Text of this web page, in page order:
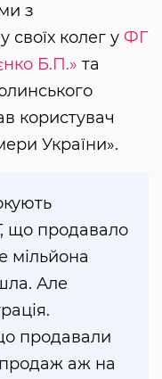
з
колег у ФГ
Б.П.» та
користувач
України».
що продавало
мільйона
Але
продавали
аж на